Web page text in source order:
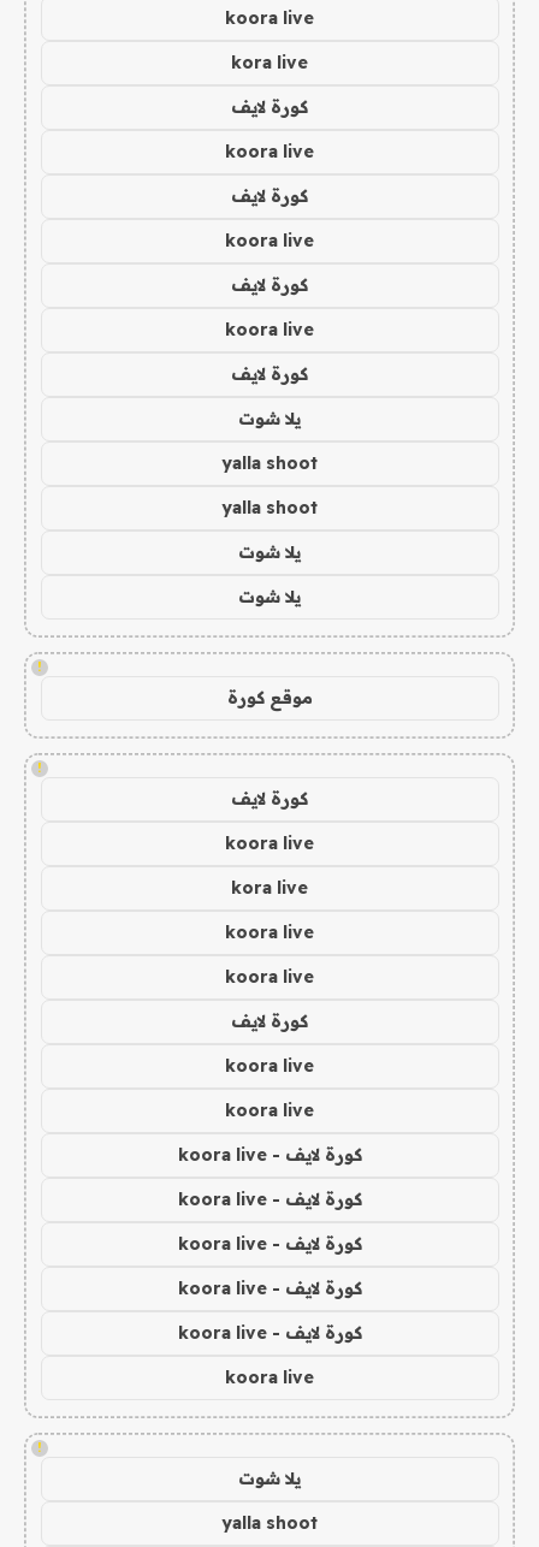
koora live
kora live
كورة لايف
koora live
كورة لايف
koora live
كورة لايف
koora live
كورة لايف
يلا شوت
yalla shoot
yalla shoot
يلا شوت
يلا شوت
!
موقع كورة
!
كورة لايف
koora live
kora live
koora live
koora live
كورة لايف
koora live
koora live
كورة لايف - koora live
كورة لايف - koora live
كورة لايف - koora live
كورة لايف - koora live
كورة لايف - koora live
koora live
!
يلا شوت
yalla shoot